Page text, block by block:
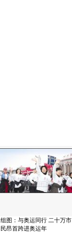
组图：与奥运同行 二十万市
民昂首跨进奥运年